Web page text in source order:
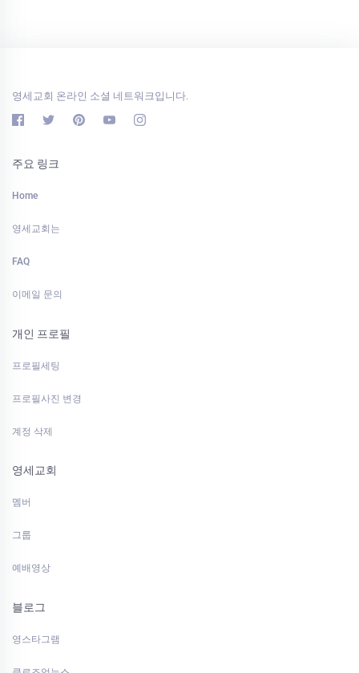
영세교회 온라인 소셜 네트워크입니다.
주요 링크
Home
영세교회는
FAQ
이메일 문의
개인 프로필
프로필세팅
프로필사진 변경
계정 삭제
영세교회
멤버
그룹
예배영상
블로그
영스타그램